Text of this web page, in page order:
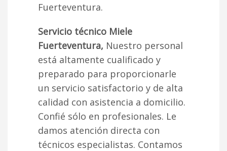
Fuerteventura.
Servicio técnico Miele
Fuerteventura, Nuestro personal
está altamente cualificado y
preparado para proporcionarle
un servicio satisfactorio y de alta
calidad con asistencia a domicilio.
Confié sólo en profesionales. Le
damos atención directa con
técnicos especialistas. Contamos